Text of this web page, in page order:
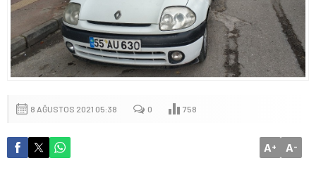
8 AĞUSTOS 2021 05:38 0 758
A+ A-